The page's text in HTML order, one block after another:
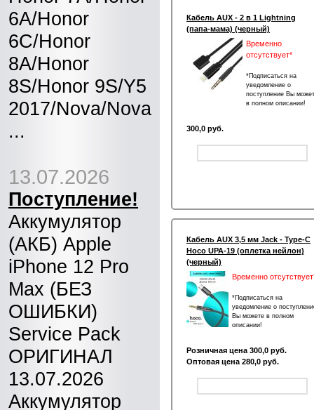
6A/Honor
6C/Honor
8A/Honor
8S/Honor 9S/Y5
2017/Nova/Nova
...
13.07.2026
Поступление!
Аккумулятор
(АКБ) Apple
iPhone 12 Pro
Max (БЕЗ
ОШИБКИ)
Service Pack
ОРИГИНАЛ
13.07.2026
Аккумулятор
Кабель AUX - 2 в 1 Lightning
(папа-мама) (черный)
Временно
отсутствует*
*Подписаться на
уведомление о
поступление Вы
в полном описании!
300,0 руб.
Кабель AUX 3,5 мм Jack - Type-C
Hoco UPA-19 (оплетка нейлон)
(черный)
Временно
*Подписаться на
уведомление о
Вы можете в полном
описании!
Розничная цена 300,0 руб.
Оптовая цена 280,0 руб.